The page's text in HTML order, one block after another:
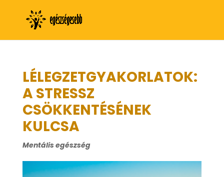
LÉLEGZETGYAKORLATOK:
A STRESSZ
CSÖKKENTÉSÉNEK
KULCSA
Mentális egészség